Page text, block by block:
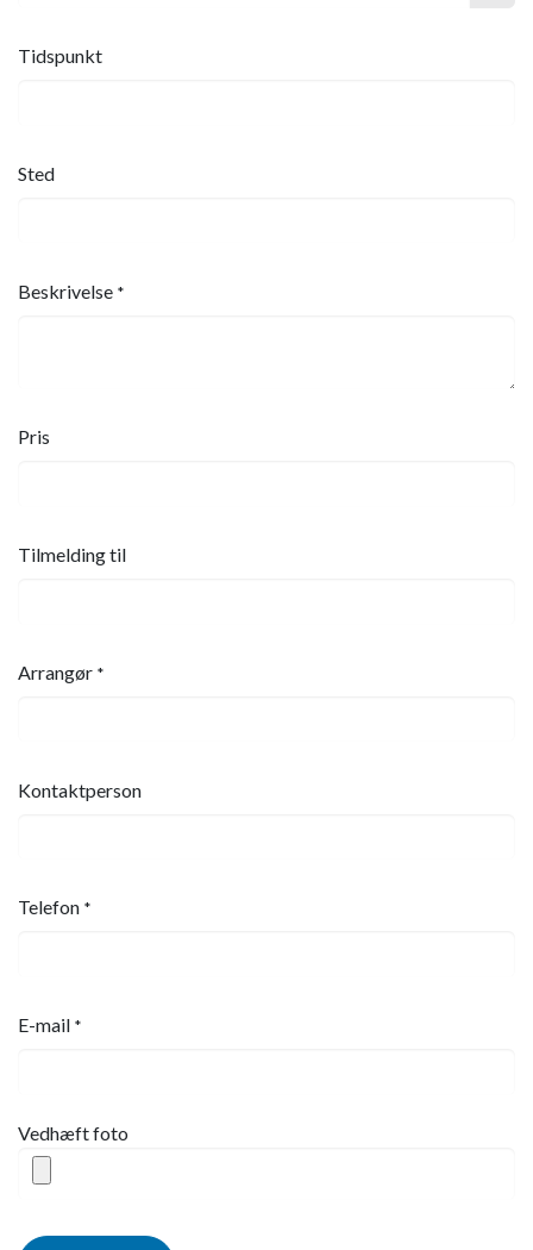
Tidspunkt
Sted
Beskrivelse *
Pris
Tilmelding til
Arrangør *
Kontaktperson
Telefon *
E-mail *
Vedhæft foto